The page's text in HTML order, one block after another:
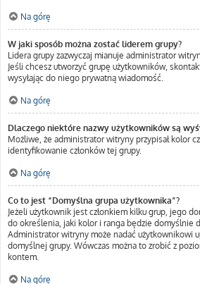
Na górę
W jaki sposób można zostać liderem grupy?
Lidera grupy zazwyczaj mianuje administrator
Jeśli chcesz utworzyć grupę użytkowników,
wysyłając do niego prywatną wiadomość.
Na górę
Dlaczego niektóre nazwy użytkowników są
Możliwe, że administrator witryny przypisał kolor
identyfikowanie członków tej grupy.
Na górę
Co to jest “Domyślna grupa użytkownika”?
Jeżeli użytkownik jest członkiem kilku grup, jego
do określenia, jaki kolor i ranga będzie domyślnie
Administrator witryny może nadać użytkownikowi
domyślnej grupy. Wówczas można to zrobić z
kontem.
Na górę